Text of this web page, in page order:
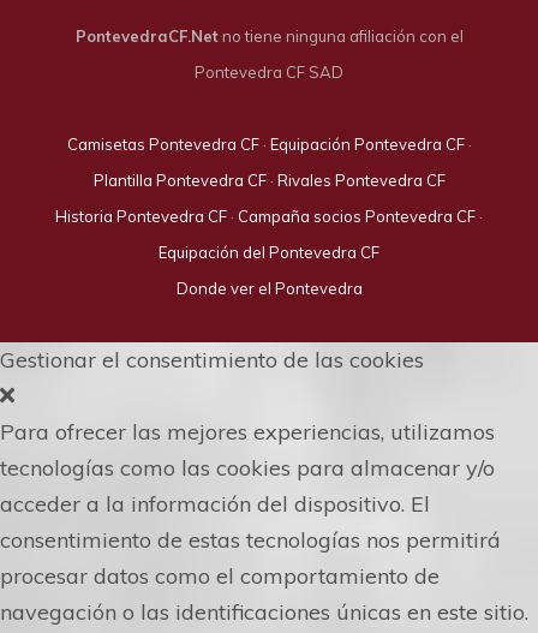
PontevedraCF.Netno tiene ninguna afiliación con el
Pontevedra CF SAD
Camisetas Pontevedra CF· Equipación Pontevedra CF·
Plantilla Pontevedra CF· Rivales Pontevedra CF
Historia Pontevedra CF · Campaña socios Pontevedra CF ·
Equipación del Pontevedra CF
Donde ver el Pontevedra
Gestionar el consentimiento de las cookies
Para ofrecer las mejores experiencias, utilizamos
tecnologías como las cookies para almacenar y/o
acceder a la información del dispositivo. El
consentimiento de estas tecnologías nos permitirá
procesar datos como el comportamiento de
navegación o las identificaciones únicas en este sitio.